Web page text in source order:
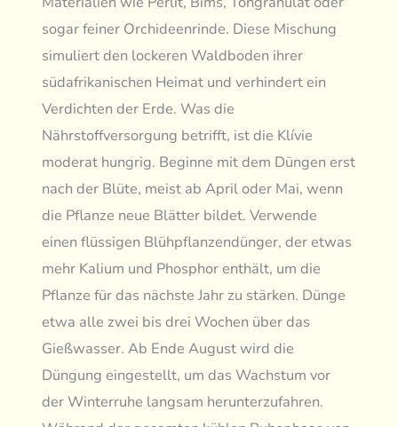
sogar feiner Orchideenrinde. Diese Mischung
simuliert den lockeren Waldboden ihrer
südafrikanischen Heimat und verhindert ein
Verdichten der Erde. Was die
Nährstoffversorgung betrifft, ist die Klívie
moderat hungrig. Beginne mit dem Düngen erst
nach der Blüte, meist ab April oder Mai, wenn
die Pflanze neue Blätter bildet. Verwende
einen flüssigen Blühpflanzendünger, der etwas
mehr Kalium und Phosphor enthält, um die
Pflanze für das nächste Jahr zu stärken. Dünge
etwa alle zwei bis drei Wochen über das
Gießwasser. Ab Ende August wird die
Düngung eingestellt, um das Wachstum vor
der Winterruhe langsam herunterzufahren.